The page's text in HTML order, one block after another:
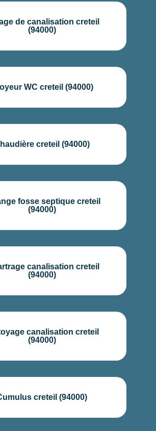
de canalisation creteil
(94000)
WC creteil (94000)
creteil (94000)
fosse septique creteil
(94000)
canalisation creteil
(94000)
canalisation creteil
(94000)
creteil (94000)